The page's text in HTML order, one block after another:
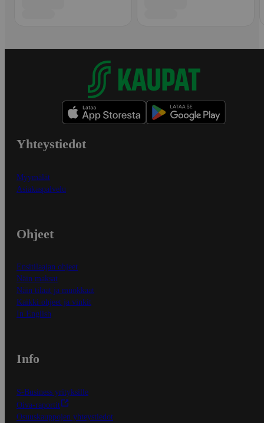
Yhteystiedot
Myymälät
Asiakaspalvelu
Ohjeet
Ensitilaajan ohjeet
Näin maksat
Näin tilaat ja muokkaat
Kaikki ohjeet ja vinkit
In English
Info
S-Business yrityksille
Oiva-raportit
Osuuskauppojen yhteystiedot